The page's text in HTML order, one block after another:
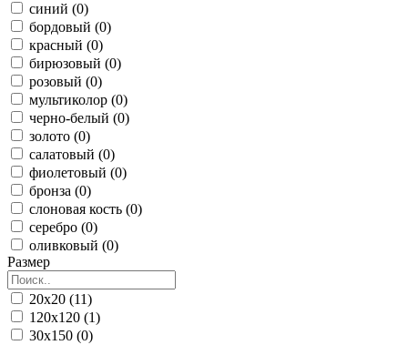
синий (0)
бордовый (0)
красный (0)
бирюзовый (0)
розовый (0)
мультиколор (0)
черно-белый (0)
золото (0)
салатовый (0)
фиолетовый (0)
бронза (0)
слоновая кость (0)
серебро (0)
оливковый (0)
Размер
20x20 (11)
120x120 (1)
30x150 (0)